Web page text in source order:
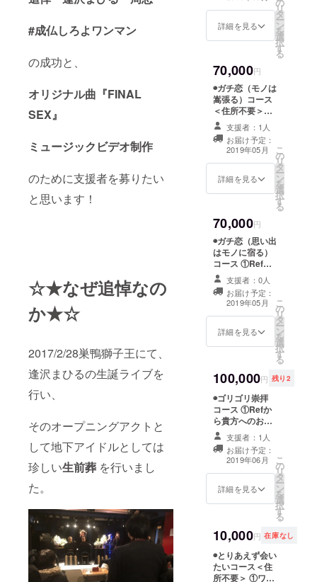
#成仏しろよワンマン
の成功と、
オリジナル曲『FINAL
SEX』
ミュージックビデオ制作
のために支援者を募りたい
と思います！
☆★なぜ追悼なの
か★☆
2017/2/28巣鴨獅子王にて、
逢沢まひるの生誕ライブを
行い、
そのオープニングアクトと
して地下アイドルとしては
珍しい生前葬 を行いまし
た。
イドルユ
ニットでは
シスター風
を包み、偶
像として
「まあさ」
というヘッ
ドマネキン
をアイドル
としてデ
ビューさ
せ、シン
メタルやラ
ウドロック
でミサのよ
うなライブ
を目指して
活動してい
ます。
♪♪♪♪♪
私は物心つ
いたころか
ら周囲から
「変な子」
「変わった
子」と言わ
れ続け、
母親に「育
て方を間違
前は愛玩
ペット/ぬい
ぐるみだ」
ビデオまひる手
ピー ⑦ワンマン
ポスター ⑧
レジット ※メー
ル、ご住所、チ
ケット取り置き
&クレジットに
掲載するお名前
（HN可）をお伝
えください。
囲で逢沢まひる
リクエスト撮影
会２時間 ③
メール上にて詳
細を決定。
1/15~2/15（応相
談）の
10:00~22:00を
予定。平日の方
がいいかも。
※②逢沢の交通費
は含まれますの
で別途請求はあ
りません。支援
者様の交通費は
ください。 ※ク
レジットに掲載
するお名前（HN
可）をお伝えく
ださい。
詳細を見る
の
リ
タ
ー
ン
を
選
択
す
る
70,000円
◉ガチ恋（モノは
嵩張る）コース
＜住所不要＞
①Refからお礼
メール ②Refか
ら貴方へお礼ボ
イス ③Refから
貴方へお礼動画
④ワンマンライ
かった裏シーン
動画 （メールに
限定公開
YouTubeのアド
レスを送らせて
いただきます）
⑥ワンマンライ
ブのリハーサル
一部ご招待 ⑦
ミュージックビ
デオにお名前ク
レジット ※メー
レジットに掲載
するお名前（HN
可）をお伝えく
ださい。 ※リ
ハーサルは全て
ではなく、15分
程度の観覧にな
る予定です。
支援者：1人
お届け予定：
2019年05月
詳細を見る
こ
の
リ
タ
ー
ン
を
選
択
す
る
70,000円
◉ガチ恋（思い出
はモノに宿る）
コース ①Refか
らお礼メール ②
ワンマン告知ポ
スター ③ミュー
ジックビデオ
DVD（サイン入
り） ④ワンマン
ライブご招待 ⑤
かった裏シーン
限定公開
YouTubeのアド
レスを送らせて
いただきます）
⑥ワンマンライ
ブのリハーサル
一部ご招待 ⑦
デオにお名前ク
レジット ※メー
トに掲載するお
お伝えくださ
い。 ※リハーサ
支援者：0人
お届け予定：
2019年05月
詳細を見る
こ
の
リ
タ
ー
ン
を
選
択
す
る
100,000円 残り2
◉ゴリゴリ崇拝
コース ①Refか
ら貴方へのお礼
動画メッセージ
（メールにオン
ラインストレー
ジのアドレスを
送らせていただ
きます） ②ワン
チェキ１枚 ④
ミュージックビ
デオDVD（サイ
ン入り） ⑤
支援者：1人
お届け予定：
2019年06月
詳細を見る
こ
の
リ
タ
ー
ン
を
選
択
す
る
10,000円 在庫なし
◉とりあえず会い
たいコース＜住
所不要＞ ①ワン